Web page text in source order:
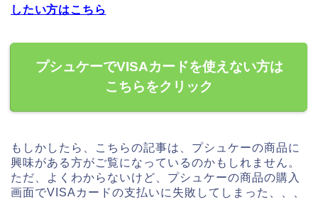
したい方はこちら
プシュケーでVISAカードを使えない方は
こちらをクリック
もしかしたら、こちらの記事は、プシュケーの商品に
興味がある方がご覧になっているのかもしれません。
ただ、よくわからないけど、プシュケーの商品の購入
画面でVISAカードの支払いに失敗してしまった、、、